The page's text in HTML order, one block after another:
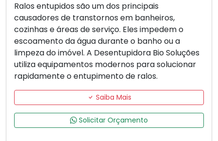
Ralos entupidos são um dos principais
causadores de transtornos em banheiros,
cozinhas e áreas de serviço. Eles impedem o
escoamento da água durante o banho ou a
limpeza do imóvel. A Desentupidora Bio Soluções
utiliza equipamentos modernos para solucionar
rapidamente o entupimento de ralos.
Saiba Mais
Solicitar Orçamento